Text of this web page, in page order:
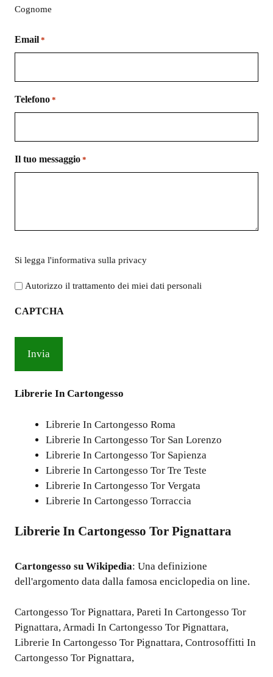
Cognome
Email *
Telefono *
Il tuo messaggio *
legga
l'informativa
privacy
Si legga l'informativa sulla privacy
Autorizzo il trattamento dei miei dati personali
CAPTCHA
Librerie In Cartongesso
Librerie In Cartongesso Roma
Librerie In Cartongesso Tor San Lorenzo
Librerie In Cartongesso Tor Sapienza
Librerie In Cartongesso Tor Tre Teste
Librerie In Cartongesso Tor Vergata
Librerie In Cartongesso Torraccia
Librerie In Cartongesso Tor Pignattara
Cartongesso su Wikipedia: Una definizione
dell'argomento data dalla famosa enciclopedia on line.
Cartongesso Tor Pignattara, Pareti In Cartongesso Tor
Pignattara,Armadi In Cartongesso Tor Pignattara,
Librerie In Cartongesso Tor Pignattara, Controsoffitti In
Cartongesso Tor Pignattara,